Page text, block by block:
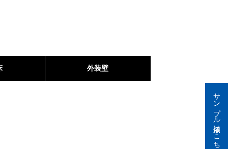
サンプル依頼はこちら
外装壁